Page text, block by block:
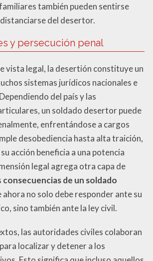
también pueden sentirse
del desertor.
y persecución penal
vista legal, la desertión constituye un
sistemas jurídicos nacionales e
del país y las
un soldado desertor puede
enfrentándose a cargos
desobediencia hasta alta traición,
acción beneficia a una potencia
legal agrega otra capa de
consecuencias de un soldado
ahora no solo debe responder ante su
sino también ante la ley civil.
las autoridades civiles colaboran
localizar y detener a los